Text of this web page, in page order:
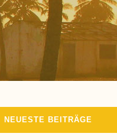
NEUESTE BEITRÄGE